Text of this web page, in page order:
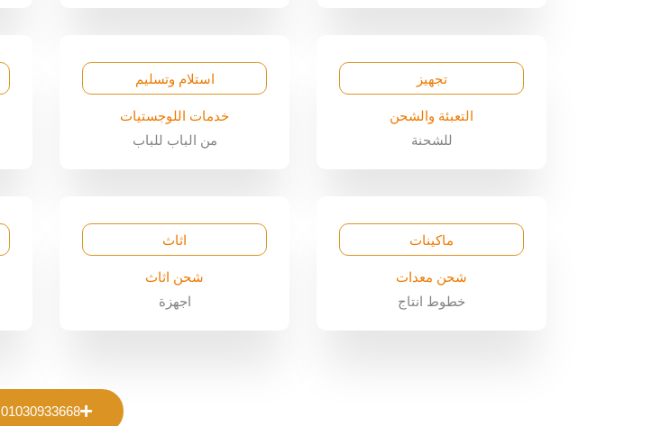
تجهيز
التعبئة والشحن
للشحنة
استلام وتسليم
خدمات اللوجستيات
من الباب للباب
ماكينات
شحن معدات
خطوط انتاج
اثاث
شحن اثاث
اجهزة
01030933668